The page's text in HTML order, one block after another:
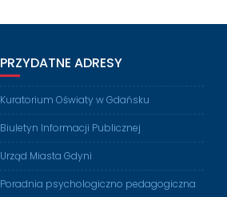
PRZYDATNE ADRESY
Kuratorium Oświaty w Gdańsku
Biuletyn Informacji Publicznej
Urząd Miasta Gdyni
Poradnia psychologiczno pedagogiczna